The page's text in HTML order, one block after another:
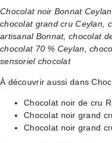
Chocolat noir Bonnat
chocolat grand cru Ceylan,
artisanal Bonnat, chocolat
chocolat 70 % Ceylan,
sensoriel chocolat
À découvrir aussi dans
Chocolat noir de cru
Chocolat noir grand
Chocolat noir grand